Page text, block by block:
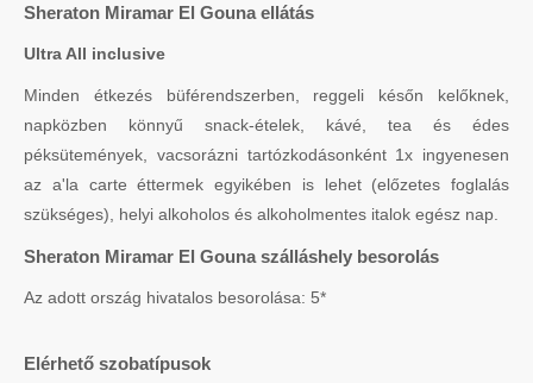
Sheraton Miramar El Gouna ellátás
Ultra All inclusive
Minden étkezés büférendszerben, reggeli későn kelőknek,
napközben könnyű snack-ételek, kávé, tea és édes
péksütemények, vacsorázni tartózkodásonként 1x ingyenesen
az a'la carte éttermek egyikében is lehet (előzetes foglalás
szükséges), helyi alkoholos és alkoholmentes italok egész nap.
Sheraton Miramar El Gouna szálláshely besorolás
Az adott ország hivatalos besorolása: 5*
Elérhető szobatípusok